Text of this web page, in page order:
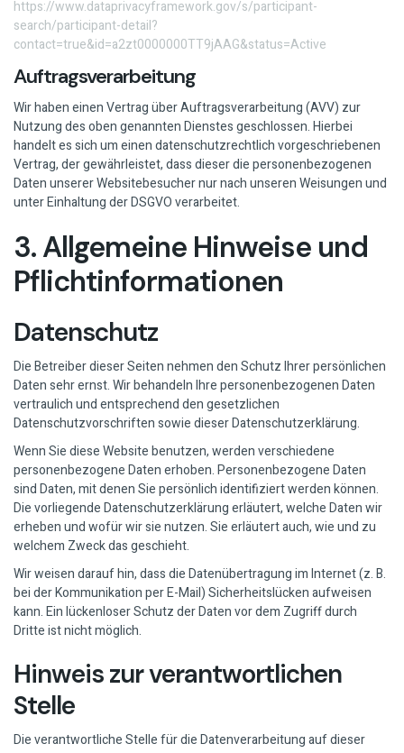
https://www.dataprivacyframework.gov/s/participant-
search/participant-detail?
contact=true&id=a2zt0000000TT9jAAG&status=Active
Auftragsverarbeitung
Wir haben einen Vertrag über Auftragsverarbeitung (AVV) zur
Nutzung des oben genannten Dienstes geschlossen. Hierbei
handelt es sich um einen datenschutzrechtlich vorgeschriebenen
Vertrag, der gewährleistet, dass dieser die personenbezogenen
Daten unserer Websitebesucher nur nach unseren Weisungen und
unter Einhaltung der DSGVO verarbeitet.
3. Allgemeine Hinweise und
Pflicht­informationen
Datenschutz
Die Betreiber dieser Seiten nehmen den Schutz Ihrer persönlichen
Daten sehr ernst. Wir behandeln Ihre personenbezogenen Daten
vertraulich und entsprechend den gesetzlichen
Datenschutzvorschriften sowie dieser Datenschutzerklärung.
Wenn Sie diese Website benutzen, werden verschiedene
personenbezogene Daten erhoben. Personenbezogene Daten
sind Daten, mit denen Sie persönlich identifiziert werden können.
Die vorliegende Datenschutzerklärung erläutert, welche Daten wir
erheben und wofür wir sie nutzen. Sie erläutert auch, wie und zu
welchem Zweck das geschieht.
Wir weisen darauf hin, dass die Datenübertragung im Internet (z. B.
bei der Kommunikation per E-Mail) Sicherheitslücken aufweisen
kann. Ein lückenloser Schutz der Daten vor dem Zugriff durch
Dritte ist nicht möglich.
Hinweis zur verantwortlichen
Stelle
Die verantwortliche Stelle für die Datenverarbeitung auf dieser